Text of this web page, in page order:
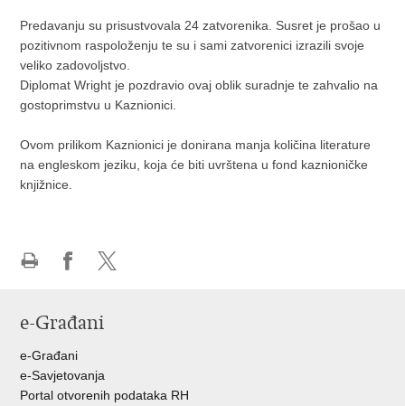
Predavanju su prisustvovala 24 zatvorenika. Susret je prošao u
pozitivnom raspoloženju te su i sami zatvorenici izrazili svoje
veliko zadovoljstvo.
Diplomat Wright je pozdravio ovaj oblik suradnje te zahvalio na
gostoprimstvu u Kaznionici.
Ovom prilikom Kaznionici je donirana manja količina literature
na engleskom jeziku, koja će biti uvrštena u fond kaznioničke
knjižnice.
FacebookuTwitteru
e-Građani
e-Građani
e-Savjetovanja
Portal otvorenih podataka RH